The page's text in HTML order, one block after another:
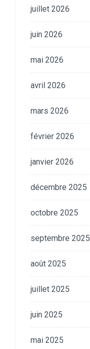
juillet 2026
juin 2026
mai 2026
avril 2026
mars 2026
février 2026
janvier 2026
décembre 2025
octobre 2025
septembre 2025
août 2025
juillet 2025
juin 2025
mai 2025